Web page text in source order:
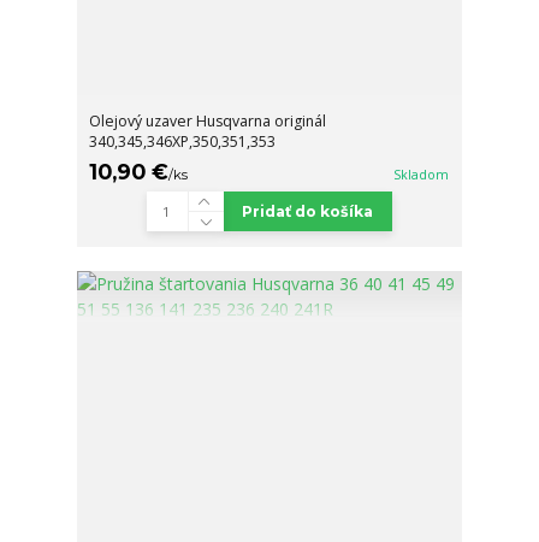
Olejový uzaver Husqvarna originál
340,345,346XP,350,351,353
10,90 €/ks Skladom
Pridať do košíka